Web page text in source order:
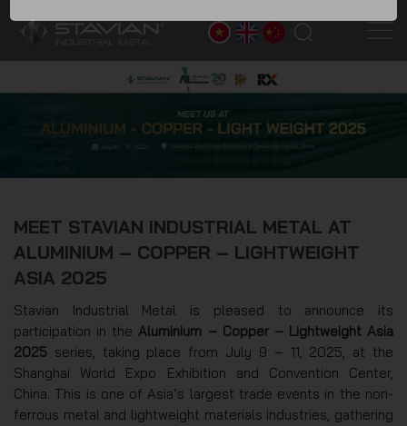
MEET STAVIAN INDUSTRIAL METAL AT
ALUMINIUM – COPPER – LIGHTWEIGHT
ASIA 2025
Stavian Industrial Metal is pleased to announce its
participation in theAluminium – Copper – Lightweight Asia
2025 series, taking place from July 9 – 11, 2025, at the
Shanghai World Expo Exhibition and Convention Center,
China. This is one of Asia’s largest trade events in the non-
ferrous metal and lightweight materials industries, gathering
FORM TƯ VẤN, ĐẶT MUA SẢN PHẨM